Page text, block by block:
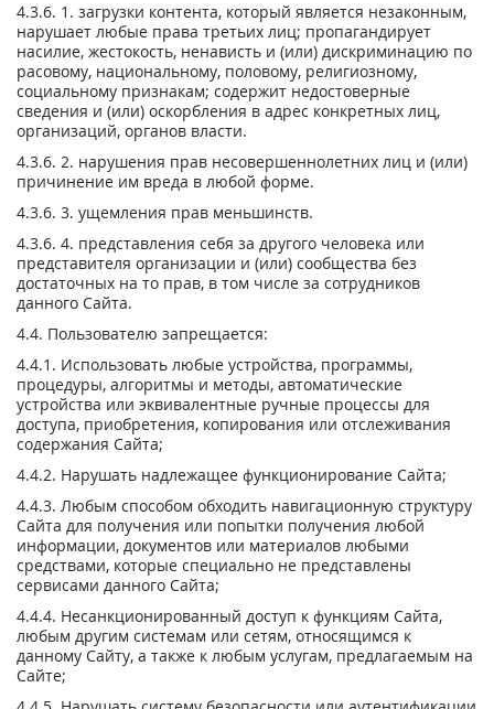
4.3.6. 1. загрузки контента, который является незаконным,
нарушает любые права третьих лиц; пропагандирует
насилие, жестокость, ненависть и (или) дискриминацию по
расовому, национальному, половому, религиозному,
социальному признакам; содержит недостоверные
сведения и (или) оскорбления в адрес конкретных лиц,
организаций, органов власти.
4.3.6. 2. нарушения прав несовершеннолетних лиц и (или)
причинение им вреда в любой форме.
4.3.6. 3. ущемления прав меньшинств.
4.3.6. 4. представления себя за другого человека или
представителя организации и (или) сообщества без
достаточных на то прав, в том числе за сотрудников
данного Сайта.
4.4. Пользователю запрещается:
4.4.1. Использовать любые устройства, программы,
процедуры, алгоритмы и методы, автоматические
устройства или эквивалентные ручные процессы для
доступа, приобретения, копирования или отслеживания
содержания Сайта;
4.4.2. Нарушать надлежащее функционирование Сайта;
4.4.3. Любым способом обходить навигационную структуру
Сайта для получения или попытки получения любой
информации, документов или материалов любыми
средствами, которые специально не представлены
сервисами данного Сайта;
4.4.4. Несанкционированный доступ к функциям Сайта,
любым другим системам или сетям, относящимся к
данному Сайту, а также к любым услугам, предлагаемым на
Сайте;